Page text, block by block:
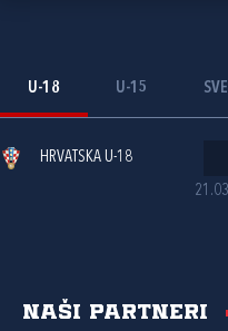
U-18 U-15
HRVATSKA U-18
Naši partneri